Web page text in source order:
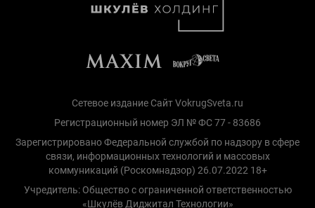
Сетевое издание Сайт VokrugSveta.ru
Регистрационный номер ЭЛ № ФС 77 - 83686
Зарегистрировано Федеральной службой по надзору в сфере
связи, информационных технологий и массовых
коммуникаций (Роскомнадзор) 26.07.2022 18+
Учредитель: Общество с ограниченной ответственностью
«Шкулёв Диджитал Технологии»